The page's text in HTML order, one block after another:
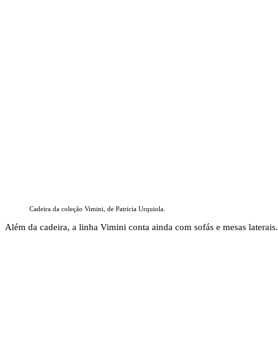
Cadeira da coleção Vimini, de Patricia Urquiola.
Além da cadeira, a linha Vimini conta ainda com sofás e mesas laterais.